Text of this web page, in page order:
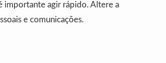
importante agir rápido. Altere a
e comunicações.